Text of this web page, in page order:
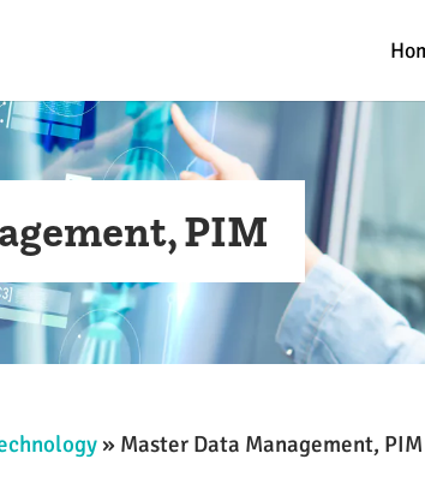
PIM
» Master Data Management, PIM